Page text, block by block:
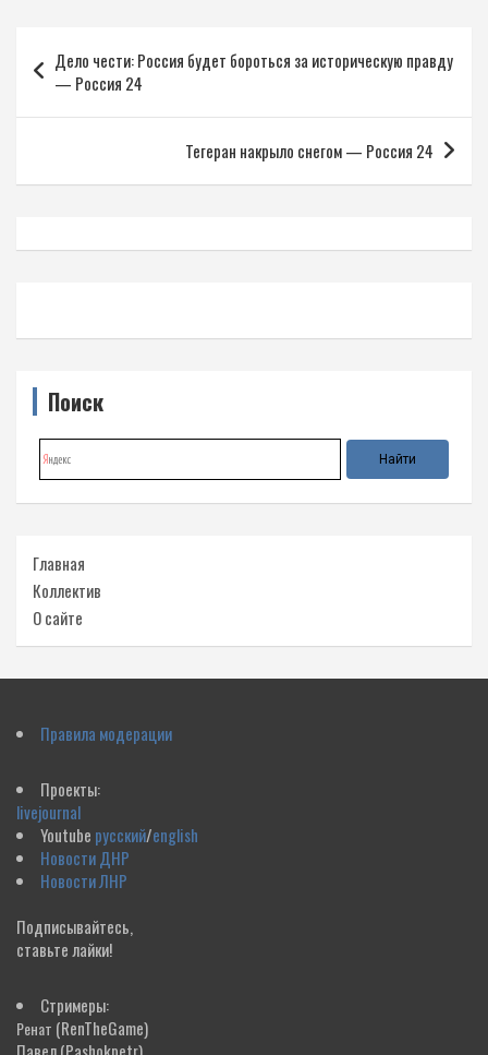
по
записям
Дело чести: Россия будет бороться за историческую правду
— Россия 24
Тегеран накрыло снегом — Россия 24
Поиск
Главная
Коллектив
О сайте
Правила модерации
Проекты:
livejournal
Youtube русский/english
Новости ДНР
Новости ЛНР
Подписывайтесь,
ставьте лайки!
Стримеры:
Ренат (RenTheGame)